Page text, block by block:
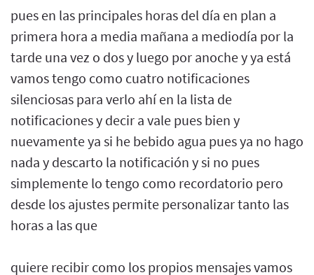
pues en las principales horas del día en plan a
primera hora a media mañana a mediodía por la
tarde una vez o dos y luego por anoche y ya está
vamos tengo como cuatro notificaciones
silenciosas para verlo ahí en la lista de
notificaciones y decir a vale pues bien y
nuevamente ya si he bebido agua pues ya no hago
nada y descarto la notificación y si no pues
simplemente lo tengo como recordatorio pero
desde los ajustes permite personalizar tanto las
horas a las que
quiere recibir como los propios mensajes vamos